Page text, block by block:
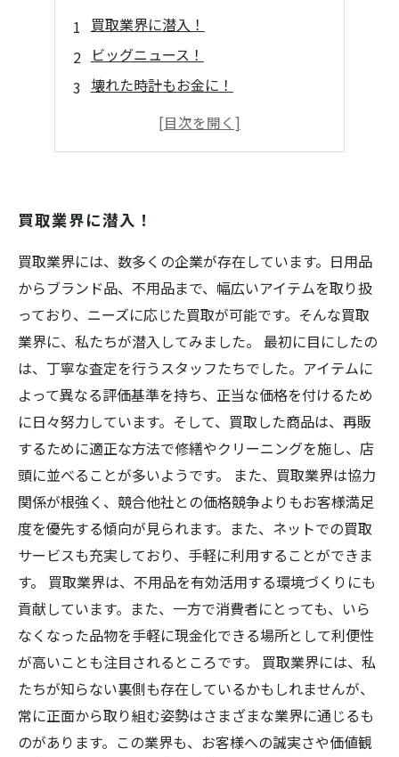
買取業界に潜入！
ビッグニュース！
壊れた時計もお金に！
一般人が知らない
買取業界に潜入！
買取業界には、数多くの企業が存在しています。日用品
からブランド品、不用品まで、幅広いアイテムを取り扱
っており、ニーズに応じた買取が可能です。そんな買取
業界に、私たちが潜入してみました。 最初に目にしたの
は、丁寧な査定を行うスタッフたちでした。アイテムに
よって異なる評価基準を持ち、正当な価格を付けるため
に日々努力しています。そして、買取した商品は、再販
するために適正な方法で修繕やクリーニングを施し、店
頭に並べることが多いようです。 また、買取業界は協力
関係が根強く、競合他社との価格競争よりもお客様満足
度を優先する傾向が見られます。また、ネットでの買取
サービスも充実しており、手軽に利用することができま
す。 買取業界は、不用品を有効活用する環境づくりにも
貢献しています。また、一方で消費者にとっても、いら
なくなった品物を手軽に現金化できる場所として利便性
が高いことも注目されるところです。 買取業界には、私
たちが知らない裏側も存在しているかもしれませんが、
常に正面から取り組む姿勢はさまざまな業界に通じるも
のがあります。この業界も、お客様への誠実さや価値観